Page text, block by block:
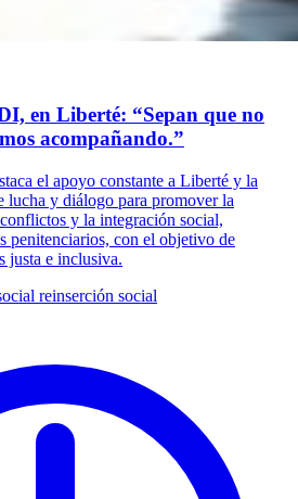
en Liberté: “Sepan que no
acompañando.”
el apoyo constante a Liberté y la
lucha y diálogo para promover la
y la integración social,
penitenciarios, con el objetivo de
justa e inclusiva.
reinserción social